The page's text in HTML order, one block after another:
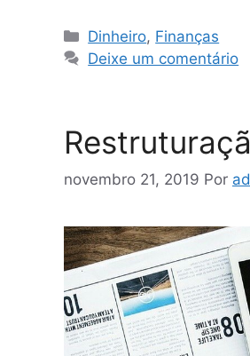
Categorias
Dinheiro, Finanças
Deixe um comentário
novembro 21, 2019 Por